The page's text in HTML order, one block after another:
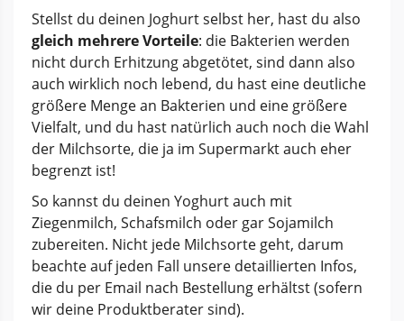
Stellst du deinen Joghurt selbst her, hast du also
gleich mehrere Vorteile: die Bakterien werden
nicht durch Erhitzung abgetötet, sind dann also
auch wirklich noch lebend, du hast eine deutliche
größere Menge an Bakterien und eine größere
Vielfalt, und du hast natürlich auch noch die Wahl
der Milchsorte, die ja im Supermarkt auch eher
begrenzt ist!
So kannst du deinen Yoghurt auch mit
Ziegenmilch, Schafsmilch oder gar Sojamilch
zubereiten. Nicht jede Milchsorte geht, darum
beachte auf jeden Fall unsere detaillierten Infos,
die du per Email nach Bestellung erhältst (sofern
wir deine Produktberater sind).